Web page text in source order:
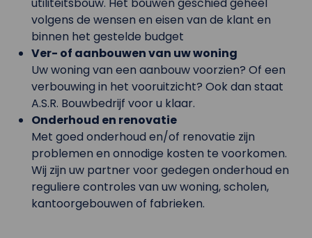
volgens de wensen en eisen van de klant en
binnen het gestelde budget
Ver- of aanbouwen van uw woning
Uw woning van een aanbouw voorzien? Of een
verbouwing in het vooruitzicht? Ook dan staat
A.S.R. Bouwbedrijf voor u klaar.
Onderhoud en renovatie
Met goed onderhoud en/of renovatie zijn
problemen en onnodige kosten te voorkomen.
Wij zijn uw partner voor gedegen onderhoud en
reguliere controles van uw woning, scholen,
kantoorgebouwen of fabrieken.